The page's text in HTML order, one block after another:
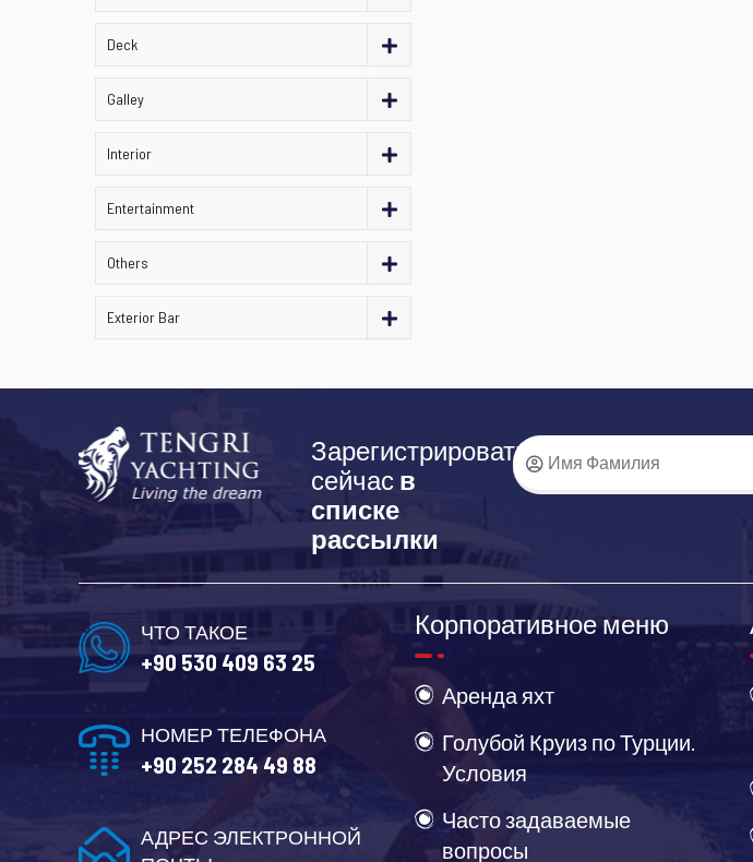
Deck
Galley
Interior
Entertainment
Others
Exterior Bar
Зарегистрироваться
сейчас в
списке
рассылки
ЧТО ТАКОЕ
+90 530 409 63 25
НОМЕР ТЕЛЕФОНА
+90 252 284 49 88
АДРЕС ЭЛЕКТРОННОЙ
Корпоративное меню
Аренда яхт
Голубой Круиз по Турции.
Условия
Часто задаваемые
вопросы